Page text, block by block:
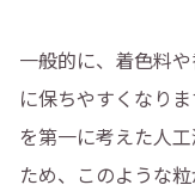
一般的に、着色料
に保ちやすくなり
を第一に考えた人
ため、このような粒